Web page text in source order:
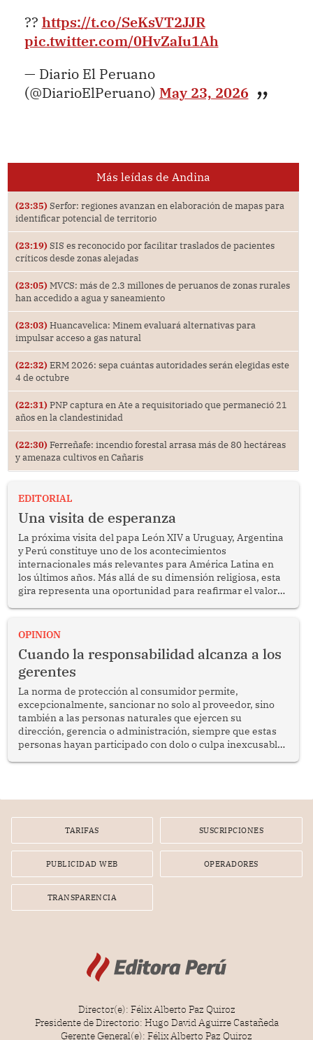
?? https://t.co/SeKsVT2JJR
pic.twitter.com/0HvZaIu1Ah
— Diario El Peruano
(@DiarioElPeruano) May 23, 2026
Más leídas de Andina
(23:35) Serfor: regiones avanzan en elaboración de mapas para
identificar potencial de territorio
(23:19) SIS es reconocido por facilitar traslados de pacientes
críticos desde zonas alejadas
(23:05) MVCS: más de 2.3 millones de peruanos de zonas rurales
han accedido a agua y saneamiento
(23:03) Huancavelica: Minem evaluará alternativas para
impulsar acceso a gas natural
(22:32) ERM 2026: sepa cuántas autoridades serán elegidas este
4 de octubre
(22:31) PNP captura en Ate a requisitoriado que permaneció 21
años en la clandestinidad
(22:30) Ferreñafe: incendio forestal arrasa más de 80 hectáreas
y amenaza cultivos en Cañaris
EDITORIAL
Una visita de esperanza
La próxima visita del papa León XIV a Uruguay, Argentina
y Perú constituye uno de los acontecimientos
internacionales más relevantes para América Latina en
los últimos años. Más allá de su dimensión religiosa, esta
gira representa una oportunidad para reafirmar el valor
enfrenta desafíos en materia de desarrollo, cohesión
OPINION
Cuando la responsabilidad alcanza a los
gerentes
La norma de protección al consumidor permite,
excepcionalmente, sancionar no solo al proveedor, sino
también a las personas naturales que ejercen su
dirección, gerencia o administración, siempre que estas
personas hayan participado con dolo o culpa inexcusable
por la frustrada realización de un meet and greet con
TARIFAS SUSCRIPCIONES
PUBLICIDAD WEB OPERADORES
TRANSPARENCIA
Director(e): Félix Alberto Paz Quiroz
Presidente de Directorio: Hugo David Aguirre Castañeda
Gerente General(e): Félix Alberto Paz Quiroz